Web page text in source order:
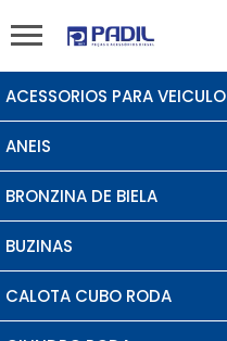
ACESSORIOS PARA VEICULO
ANEIS
BRONZINA DE BIELA
BUZINAS
CALOTA CUBO RODA